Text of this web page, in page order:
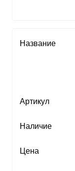
Название
Артикул
Наличие
Цена